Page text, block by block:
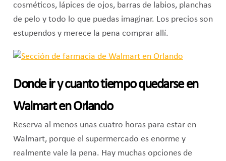
cosméticos, lápices de ojos, barras de labios, planchas
de pelo y todo lo que puedas imaginar. Los precios son
estupendos y merece la pena comprar allí.
Donde ir y cuanto tiempo quedarse en
Walmart en Orlando
Reserva al menos unas cuatro horas para estar en
Walmart, porque el supermercado es enorme y
realmente vale la pena. Hay muchas opciones de